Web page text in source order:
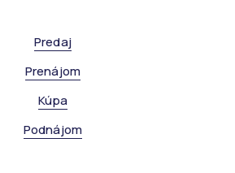
Predaj
Prenájom
Kúpa
Podnájom